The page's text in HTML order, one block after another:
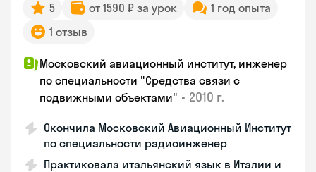
5 от 1590 ₽ за урок
1 год опыта
1 отзыв
Московский авиационный институт, инженер
по специальности "Средства связи с
подвижными объектами" • 2010 г.
Окончила Московский Авиационный Институт
по специальности радиоинженер
Практиковала итальянский язык в Италии и